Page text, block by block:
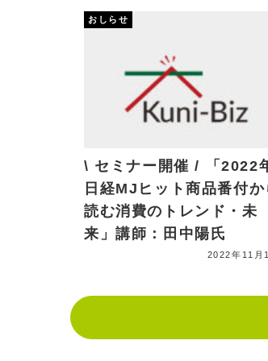
おしらせ
\ セミナー開催 / 「2022
日経MJヒット商品番付か
読む消費のトレンド・未
来」講師：田中陽氏
2022年11月